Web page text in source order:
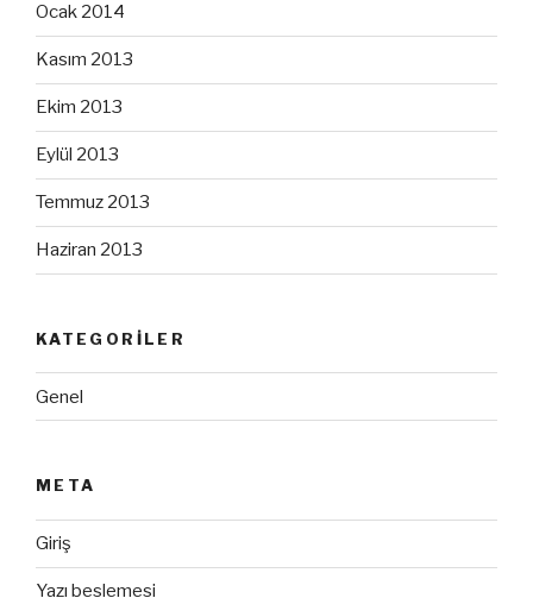
Ocak 2014
Kasım 2013
Ekim 2013
Eylül 2013
Temmuz 2013
Haziran 2013
KATEGORILER
Genel
META
Giriş
Yazı beslemesi